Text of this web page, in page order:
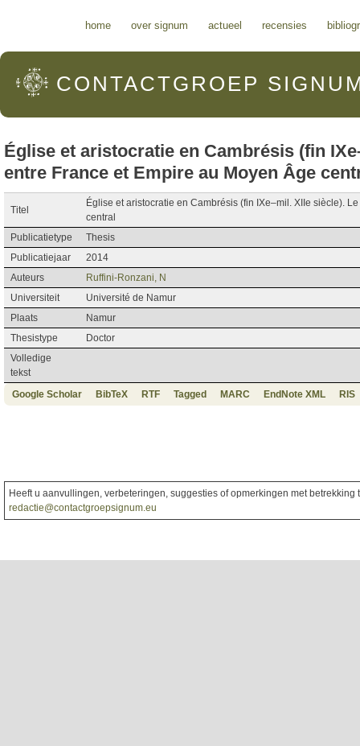
home over signum actueel recensies
CONTACTGROEP
Église et aristocratie en Cambrésis (fin
entre France et Empire au Moyen Âge
Titel
Église et aristocratie en Cambrésis (fin IXe–mil. XIIe siècle).
central
Publicatietype
Thesis
Publicatiejaar
2014
Auteurs
Ruffini-Ronzani, N
Universiteit
Université de Namur
Plaats
Namur
Thesistype
Doctor
Volledige
tekst
Google Scholar
BibTeX RTF Tagged MARC EndNote XML RIS
Heeft u aanvullingen, verbeteringen, suggesties of opmerkingen met
redactie@contactgroepsignum.eu